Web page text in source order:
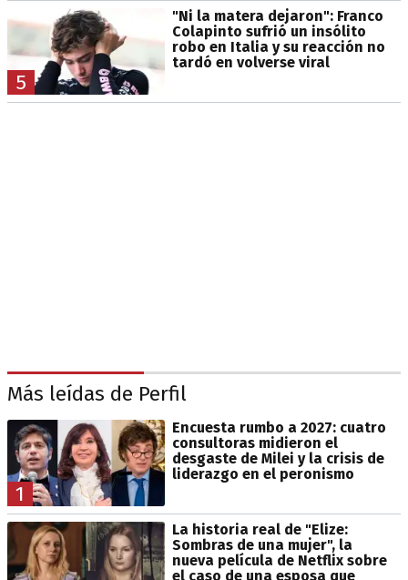
5
"Ni la matera dejaron": Franco
Colapinto sufrió un insólito
robo en Italia y su reacción no
tardó en volverse viral
Más leídas de Perfil
1
Encuesta rumbo a 2027: cuatro
consultoras midieron el
desgaste de Milei y la crisis de
liderazgo en el peronismo
La historia real de "Elize:
Sombras de una mujer", la
nueva película de Netflix sobre
el caso de una esposa que